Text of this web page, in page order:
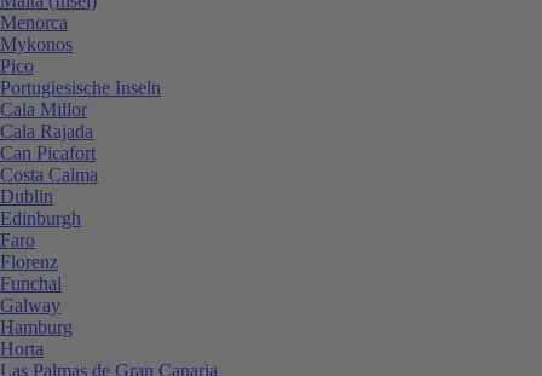
Menorca
Mykonos
Pico
Portugiesische Inseln
Cala Millor
Cala Rajada
Can Picafort
Costa Calma
Dublin
Edinburgh
Faro
Florenz
Funchal
Galway
Hamburg
Horta
Las Palmas de Gran Canaria